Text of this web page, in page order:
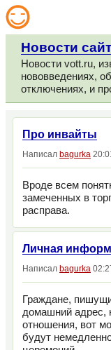
Новости
Новости vott.ru,
нововведениях,
отключениях, и
Про инвайты
Написал bagurka
Вроде всем
замеченных в
расправа.
Личная
Написал bagurka
Граждане,
домашний адрес,
отношения, вот
будут